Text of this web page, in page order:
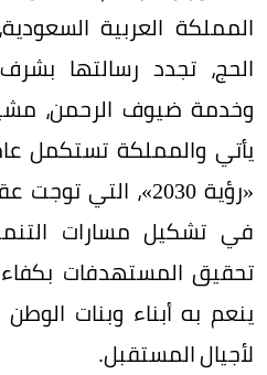
المملكة العربية
الحج، تجدد رسالتها
وخدمة ضيوف الرحمن،
يأتي والمملكة تستكمل
«رؤية 2030»،
في تشكيل مسارات
تحقيق المستهدفات
ينعم به أبناء وبنات الوطن
لأجيال المستقبل.